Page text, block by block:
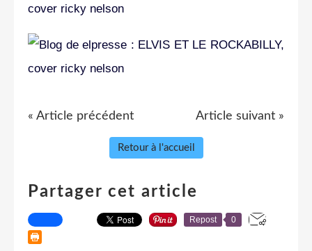
« Article précédent Article suivant »
Retour à l'accueil
Partager cet article
Repost 0